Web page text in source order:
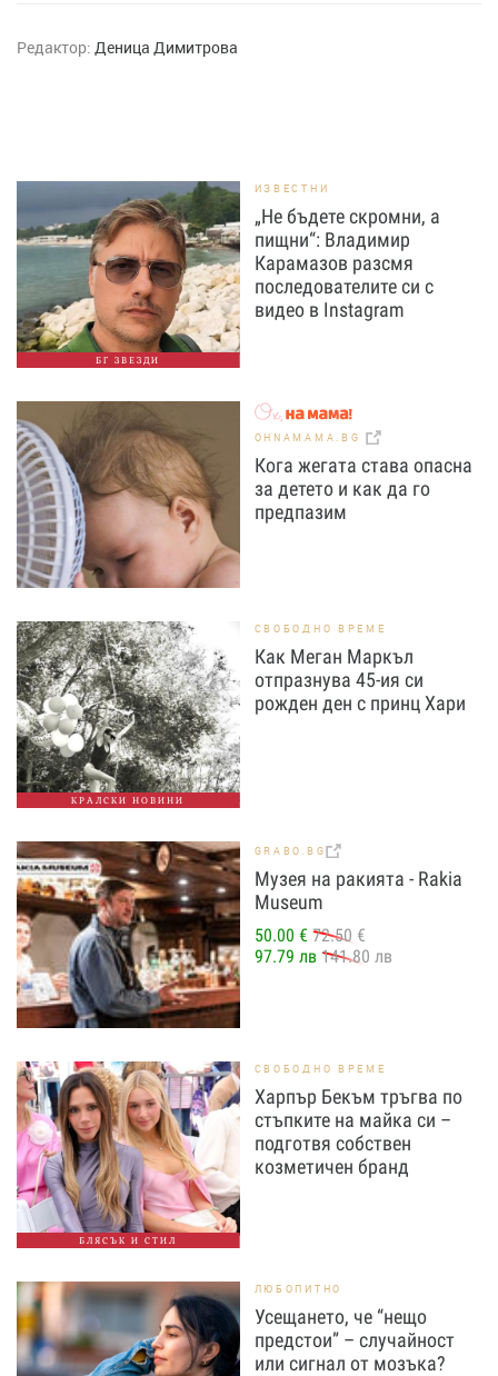
Редактор: Деница Димитрова
БГ ЗВЕЗДИ
ИЗВЕСТНИ
„Не бъдете скромни, а
пищни“: Владимир
Карамазов разсмя
последователите си с
видео в Instagram
OHNAMAMA.BG
Кога жегата става опасна
за детето и как да го
предпазим
КРАЛСКИ НОВИНИ
СВОБОДНО ВРЕМЕ
Как Меган Маркъл
отпразнува 45-ия си
рожден ден с принц Хари
GRABO.BG
Музея на ракията - Rakia
Museum
50.00 € 72.50 €
97.79 лв 141.80 лв
БЛЯСЪК И СТИЛ
СВОБОДНО ВРЕМЕ
Харпър Бекъм тръгва по
стъпките на майка си –
подготвя собствен
козметичен бранд
ЛЮБОПИТНО
Усещането, че “нещо
предстои” – случайност
или сигнал от мозъка?